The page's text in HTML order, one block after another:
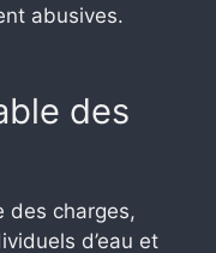
abusives.
des
des charges,
d’eau et